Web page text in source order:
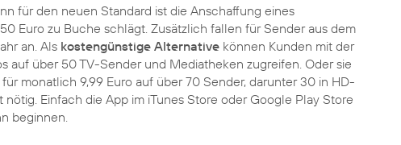
für den neuen Standard ist die Anschaffung eines
Euro zu Buche schlägt. Zusätzlich fallen für Sender aus dem
an. Als kostengünstige Alternative können Kunden mit der
auf über 50 TV-Sender und Mediatheken zugreifen. Oder sie
monatlich 9,99 Euro auf über 70 Sender, darunter 30 in HD-
Einfach die App im iTunes Store oder Google Play Store
beginnen.